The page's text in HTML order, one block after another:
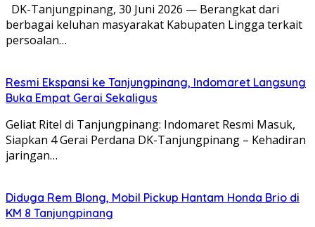
DK-Tanjungpinang, 30 Juni 2026 — Berangkat dari
berbagai keluhan masyarakat Kabupaten Lingga terkait
persoalan…
Resmi Ekspansi ke Tanjungpinang, Indomaret Langsung
Buka Empat Gerai Sekaligus
Geliat Ritel di Tanjungpinang: Indomaret Resmi Masuk,
Siapkan 4 Gerai Perdana DK-Tanjungpinang – Kehadiran
jaringan…
Diduga Rem Blong, Mobil Pickup Hantam Honda Brio di
KM 8 Tanjungpinang